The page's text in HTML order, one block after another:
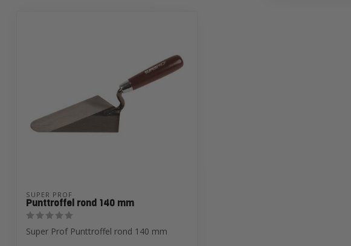
SUPER PROF
Punttroffel rond 140 mm
Super Prof Punttroffel rond 140 mm